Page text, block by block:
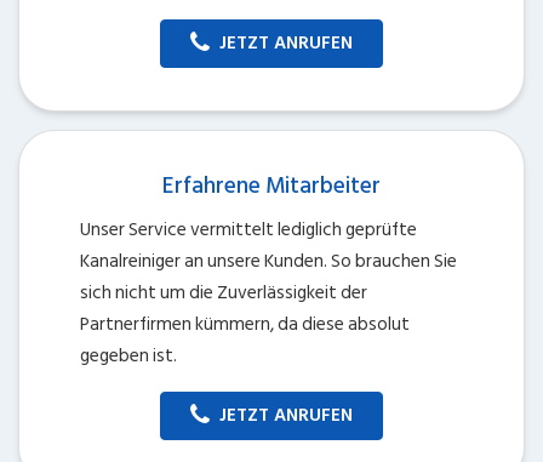
JETZT ANRUFEN
Erfahrene Mitarbeiter
Unser Service vermittelt lediglich geprüfte
Kanalreiniger an unsere Kunden. So brauchen Sie
sich nicht um die Zuverlässigkeit der
Partnerfirmen kümmern, da diese absolut
gegeben ist.
JETZT ANRUFEN